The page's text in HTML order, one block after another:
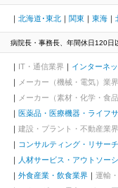
北海道･東北 関東 東海
病院長・事務長、年間休日120日
IT・通信業界
インターネ
メーカー（機械・電気）業界
メーカー（素材・化学・食
医薬品・医療機器・ライフ
建設・プラント・不動産業界
コンサルティング・リサー
人材サービス・アウトソー
外食産業・飲食業界
運輸